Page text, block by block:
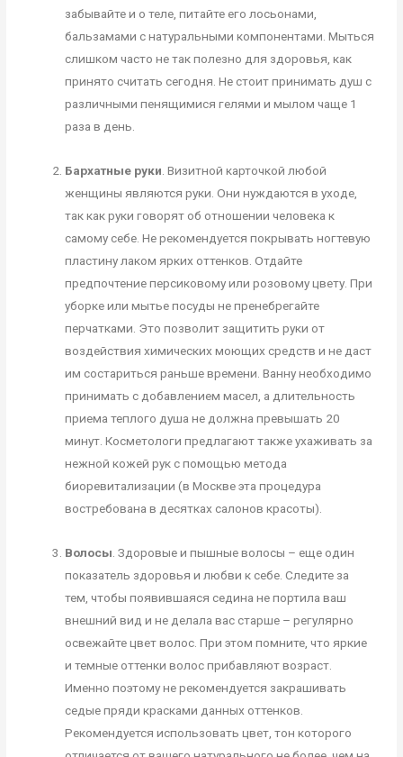
забывайте и о теле, питайте его лосьонами,
бальзамами с натуральными компонентами. Мыться
слишком часто не так полезно для здоровья, как
принято считать сегодня. Не стоит принимать душ с
различными пенящимися гелями и мылом чаще 1
раза в день.
Бархатные руки . Визитной карточкой любой
женщины являются руки. Они нуждаются в уходе,
так как руки говорят об отношении человека к
самому себе. Не рекомендуется покрывать ногтевую
пластину лаком ярких оттенков. Отдайте
предпочтение персиковому или розовому цвету. При
уборке или мытье посуды не пренебрегайте
перчатками. Это позволит защитить руки от
воздействия химических моющих средств и не даст
им состариться раньше времени. Ванну необходимо
принимать с добавлением масел, а длительность
приема теплого душа не должна превышать 20
минут. Косметологи предлагают также ухаживать за
нежной кожей рук с помощью метода
биоревитализации (в Москве эта процедура
востребована в десятках салонов красоты).
Волосы . Здоровые и пышные волосы – еще один
показатель здоровья и любви к себе. Следите за
тем, чтобы появившаяся седина не портила ваш
внешний вид и не делала вас старше – регулярно
освежайте цвет волос. При этом помните, что яркие
и темные оттенки волос прибавляют возраст.
Именно поэтому не рекомендуется закрашивать
седые пряди красками данных оттенков.
Рекомендуется использовать цвет, тон которого